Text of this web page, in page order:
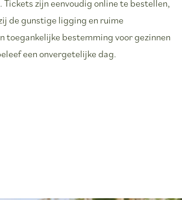
zijn eenvoudig online te bestellen,
de gunstige ligging en ruime
toegankelijke bestemming voor gezinnen
een onvergetelijke dag.